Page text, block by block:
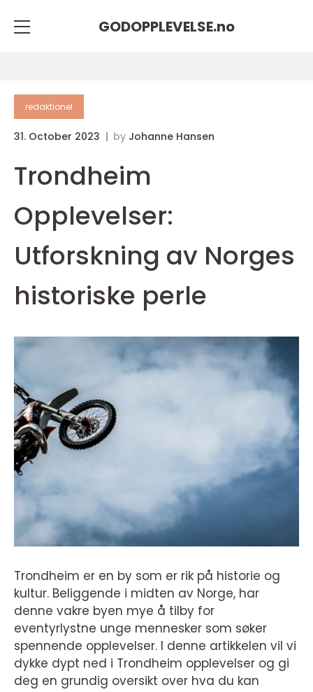
GODOPPLEVELSE.no
redaktionel
31. October 2023 by Johanne Hansen
Trondheim
Opplevelser:
Utforskning av Norges
historiske perle
Trondheim er en by som er rik på historie og
kultur. Beliggende i midten av Norge, har
denne vakre byen mye å tilby for
eventyrlystne unge mennesker som søker
spennende opplevelser. I denne artikkelen vil vi
dykke dypt ned i Trondheim opplevelser og gi
deg en grundig oversikt over hva du kan